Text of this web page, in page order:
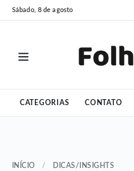
Pular
para
Pular
para
Sábado, 8 de agosto
CATEGORIAS CONTATO
INÍCIO / DICAS/INSIGHTS